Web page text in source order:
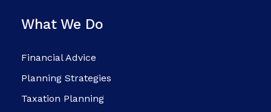
What We Do
Financial Advice
Planning Strategies
Taxation Planning